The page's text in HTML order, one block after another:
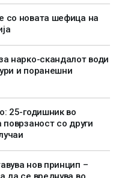
со новата шефица на
нарко-скандалот води
и поранешни
25-годишник во
со други
нов принцип –